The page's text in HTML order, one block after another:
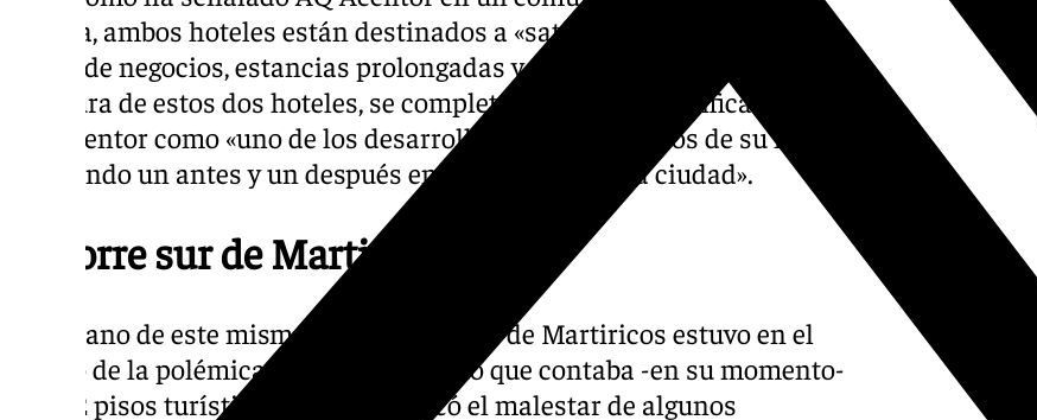
prensa, ambos hoteles están destinados a «satisfacer la demanda de
viajes de negocios, estancias prolongadas y turismo de calidad». Con la
apertura de estos dos hoteles, se completa un proyecto calificado desde
AQ Acentor como «uno de los desarrollos más ambiciosos de su historia,
marcando un antes y un después en el horizonte de la ciudad».
La torre sur de Martiricos
En verano de este mismo año, la torre sur de Martiricos estuvo en el
centro de la polémica, ya que se conoció que contaba -en su momento-
con 92 pisos turísticos, lo que provocó el malestar de algunos